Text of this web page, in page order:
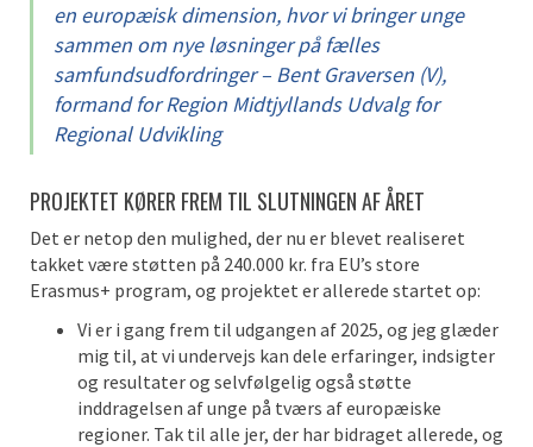
en europæisk dimension, hvor vi bringer unge
sammen om nye løsninger på fælles
samfundsudfordringer – Bent Graversen (V),
formand for Region Midtjyllands Udvalg for
Regional Udvikling
PROJEKTET KØRER FREM TIL SLUTNINGEN AF ÅRET
Det er netop den mulighed, der nu er blevet realiseret
takket være støtten på 240.000 kr. fra EU’s store
Erasmus+ program, og projektet er allerede startet op:
Vi er i gang frem til udgangen af 2025, og jeg glæder
mig til, at vi undervejs kan dele erfaringer, indsigter
og resultater og selvfølgelig også støtte
inddragelsen af unge på tværs af europæiske
regioner. Tak til alle jer, der har bidraget allerede, og